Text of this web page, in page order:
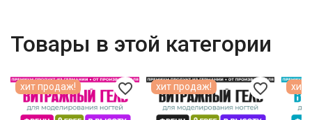
Товары в этой категории
favorite_border
хит продаж! favorite_border
хит продаж! хит